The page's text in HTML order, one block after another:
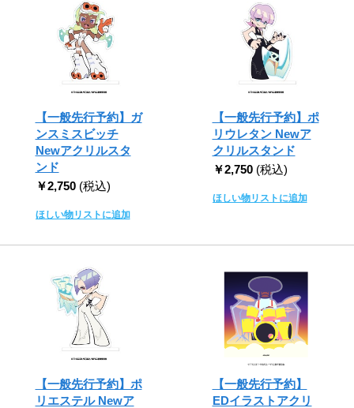
【一般先行予約】ガ
ンスミスビッチ
Newアクリルスタ
ンド
￥2,750 (税込)
ほしい物リストに追加
【一般先行予約】ポ
リウレタン Newア
クリルスタンド
￥2,750 (税込)
ほしい物リストに追加
【一般先行予約】ポ
リエステル Newア
【一般先行予約】
EDイラストアクリ